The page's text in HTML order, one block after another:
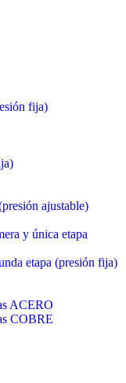
fija)
ajustable)
y única etapa
etapa (presión fija)
ACERO
COBRE